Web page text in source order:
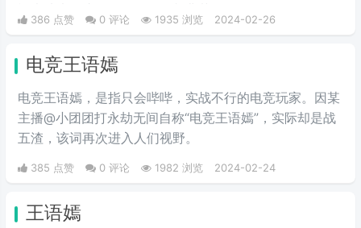
他的课程是“智商税”。
386 点赞 0 评论 1935 浏览 2024-02-26
电竞王语嫣
电竞王语嫣，是指只会哔哔，实战不行的电竞玩家。因某
主播@小团团打永劫无间自称“电竞王语嫣”，实际却是战
五渣，该词再次进入人们视野。
385 点赞 0 评论 1982 浏览 2024-02-24
王语嫣